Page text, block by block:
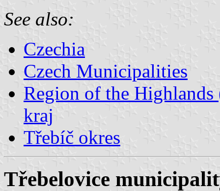
See also:
Czechia
Czech Municipalities
Region of the
kraj
Třebíč okres
Třebelovice